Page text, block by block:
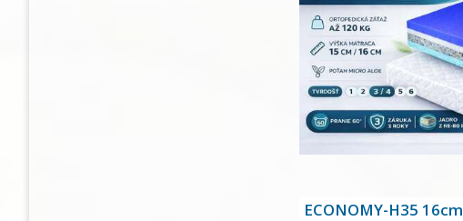
ECONOMY-H35 16cm